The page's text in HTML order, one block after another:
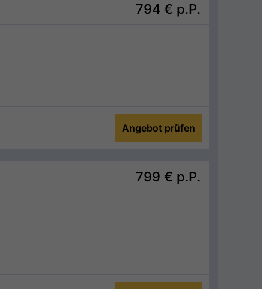
794 € p.P.
Angebot prüfen
799 € p.P.